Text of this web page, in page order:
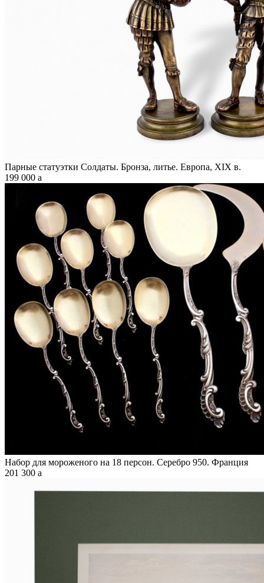
Парные статуэтки Солдаты. Бронза, литье. Европа, XIX в.
199 000 a
Набор для мороженого на 18 персон. Серебро 950. Франция
201 300 a